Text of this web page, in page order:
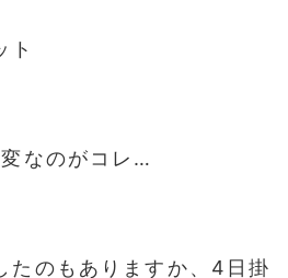
ト
なのがコレ…
たのもありますか、4日掛